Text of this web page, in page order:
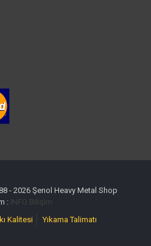
- 2026 Şenol Heavy Metal Shop
: INFO Bilişim
Kalitesi Yıkama Talimatı